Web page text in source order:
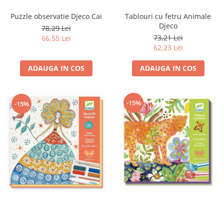
Puzzle observatie Djeco Cai
78,29 Lei
66,55 Lei
ADAUGA IN COS
Tablouri cu fetru Animale
Djeco
73,21 Lei
62,23 Lei
ADAUGA IN COS
-15% -15%